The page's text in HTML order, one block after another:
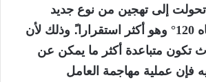
إلى تهجين من نوع جديد
) زواياه 120° وهو أكثر استقرارا.ً وذلك لأن
تكون متباعدة أكثر ما يمكن عن
فإن عملية مهاجمة العامل